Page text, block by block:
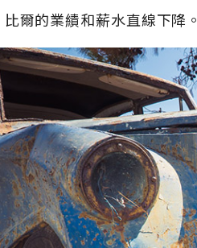
爾的業績和薪水直線下降。